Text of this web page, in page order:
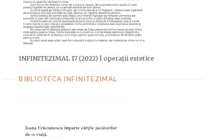
INFINITEZIMAL 17 (2022) | operații estetice
BIBLIOTECA INFINITEZIMAL